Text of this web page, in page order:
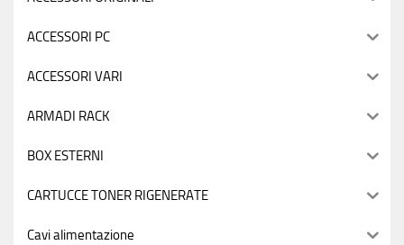
ACCESSORI PC
ACCESSORI VARI
ARMADI RACK
BOX ESTERNI
CARTUCCE TONER RIGENERATE
Cavi alimentazione